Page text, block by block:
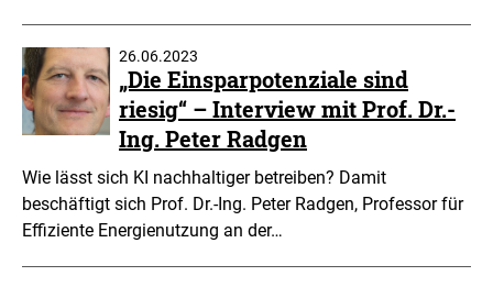
26.06.2023
„Die Einsparpotenziale sind
riesig“ – Interview mit Prof. Dr.-
Ing. Peter Radgen
Wie lässt sich KI nachhaltiger betreiben? Damit
beschäftigt sich Prof. Dr.-Ing. Peter Radgen, Professor für
Effiziente Energienutzung an der…